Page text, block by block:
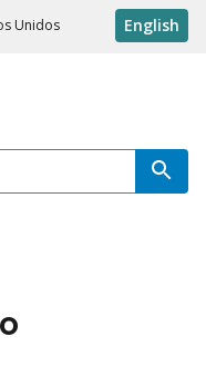
Unidos English